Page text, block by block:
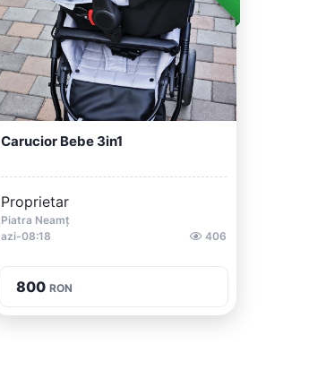
Carucior Bebe 3in1
Proprietar
Piatra Neamț
azi-08:18
406
800 RON